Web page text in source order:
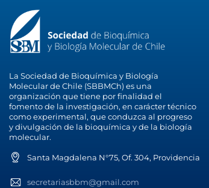
La Sociedad de Bioquímica y Biología
Molecular de Chile (SBBMCh) es una
organización que tiene por finalidad el
fomento de la investigación, en carácter técnico
como experimental, que conduzca al progreso
y divulgación de la bioquímica y de la biología
molecular.
Santa Magdalena N°75, Of. 304, Providencia
secretariasbbm@gmail.com